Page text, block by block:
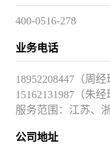
400-0516-278
业务电话
18952208447（周经
15162131987（朱经
服务范围：江苏、
公司地址